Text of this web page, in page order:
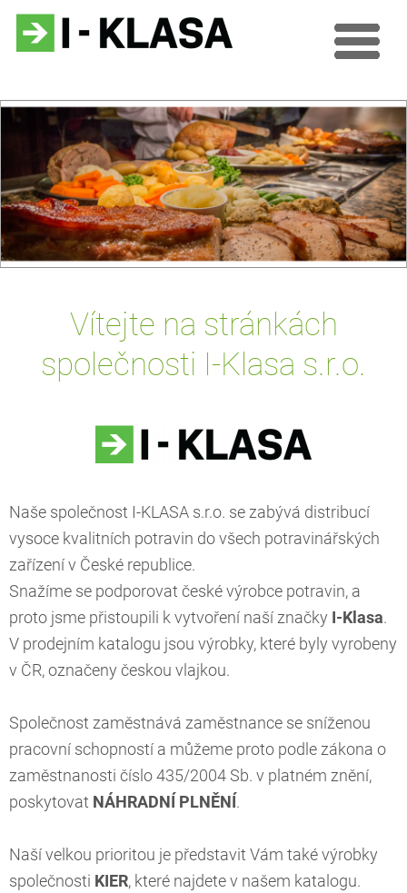
Vítejte na stránkách
společnosti I-Klasa s.r.o.
Naše společnost I-KLASA s.r.o. se zabývá distribucí
vysoce kvalitních potravin do všech potravinářských
zařízení v České republice.
Snažíme se podporovat české výrobce potravin, a
proto jsme přistoupili k vytvoření naší značky I-Klasa.
V prodejním katalogu jsou výrobky, které byly vyrobeny
v ČR, označeny českou vlajkou.
Společnost zaměstnává zaměstnance se sníženou
pracovní schopností a můžeme proto podle zákona o
zaměstnanosti číslo 435/2004 Sb. v platném znění,
poskytovat NÁHRADNÍ PLNĚNÍ .
Naší velkou prioritou je představit Vám také výrobky
společnosti KIER, které najdete v našem katalogu.